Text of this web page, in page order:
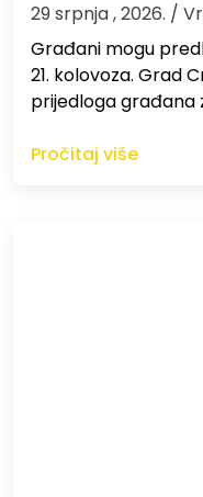
29 srpnja , 2026. /
Građani mogu
21. kolovoza. Grad
prijedloga građana
Pročitaj više